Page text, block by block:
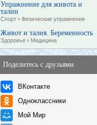
Упражнение для живота и
талии
Спорт › Физические упражнения
Живот и талия. Беременность
Здоровье › Медицина
Поделитесь с друзьями
ВКонтакте
Одноклассники
Мой Мир